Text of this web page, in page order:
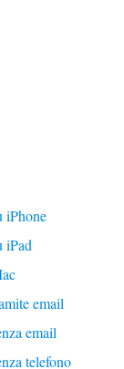
iPhone
iPad
email
email
telefono